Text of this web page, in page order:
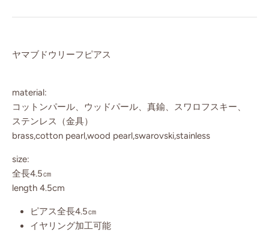
ヤマブドウリーフピアス
material:
コットンパール、ウッドパール、真鍮、スワロフスキー、
ステンレス（金具）
brass,cotton pearl,wood pearl,swarovski,stainless
size:
全長4.5㎝
length 4.5cm
ピアス全長4.5㎝
イヤリング加工可能